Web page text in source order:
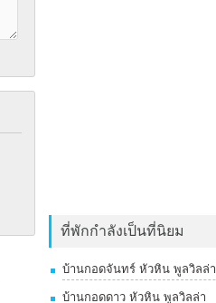
ที่พักกำลังเป็นที่นิยม
บ้านกอดจันทร์ หัวหิน พูลวิลล่า
บ้านกอดดาว หัวหิน พูลวิลล่า